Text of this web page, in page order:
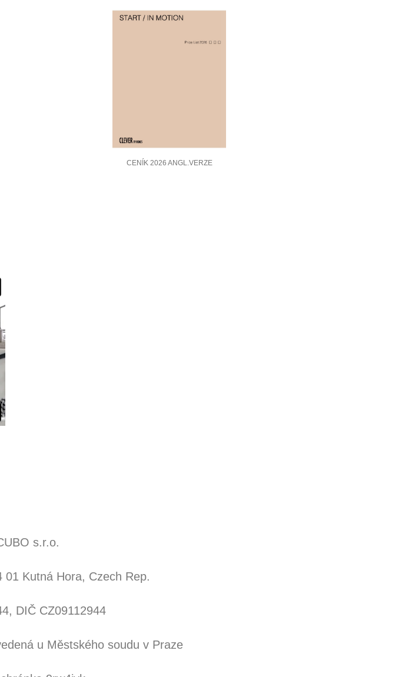
CENÍK 2026 ANGL.VERZE
s.r.o.
01 Kutná Hora, Czech Rep.
DIČ CZ09112944
u Městského soudu v Praze